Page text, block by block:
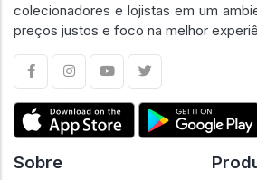
colecionadores e lojistas em um
preços justos e foco na melhor
Sobre